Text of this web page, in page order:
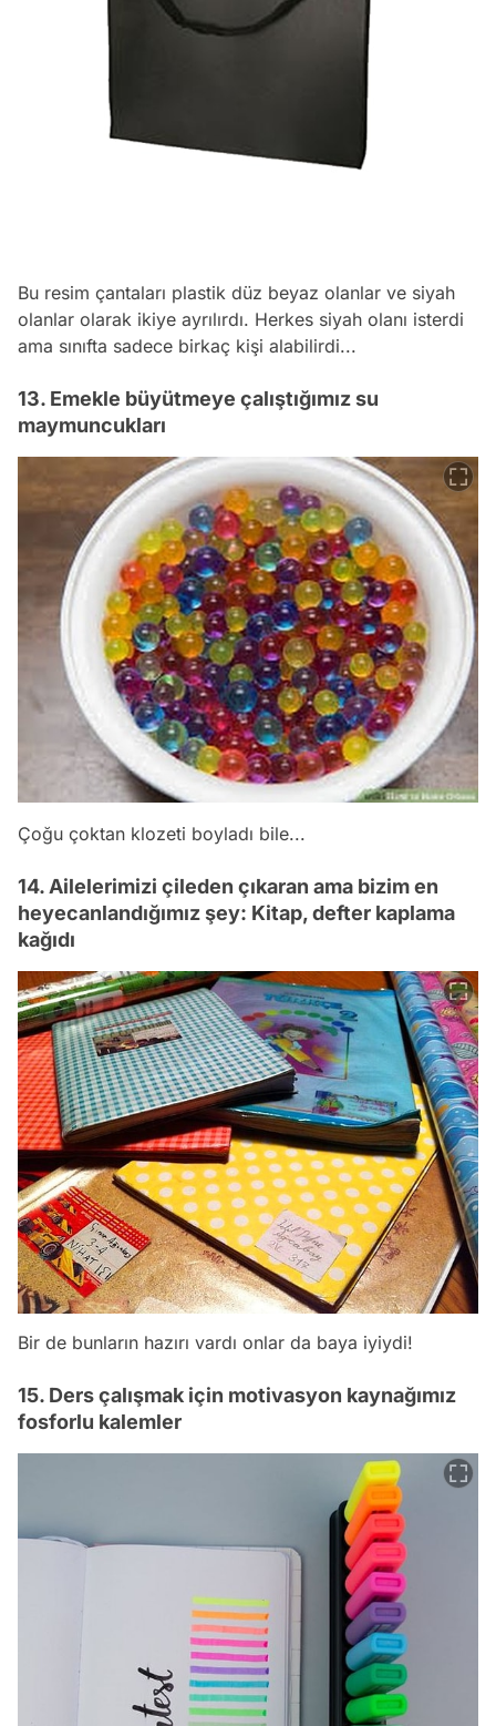
Bu resim çantaları plastik düz beyaz olanlar ve siyah
olanlar olarak ikiye ayrılırdı. Herkes siyah olanı isterdi
ama sınıfta sadece birkaç kişi alabilirdi...
13. Emekle büyütmeye çalıştığımız su
maymuncukları
Çoğu çoktan klozeti boyladı bile...
14. Ailelerimizi çileden çıkaran ama bizim en
heyecanlandığımız şey: Kitap, defter kaplama
kağıdı
Bir de bunların hazırı vardı onlar da baya iyiydi!
15. Ders çalışmak için motivasyon kaynağımız
fosforlu kalemler